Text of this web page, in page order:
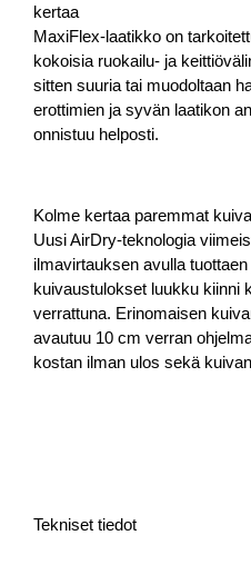
kertaa
MaxiFlex-laatikko on
kokoisia ruokailu- ja
sitten suuria tai muodoltaan
erottimien ja syvän laatikon
onnistuu helposti.
Kolme kertaa paremmat
Uusi AirDry-teknologia
ilmavirtauksen avulla
kuivaustulokset luukku kiinni
verrattuna. Erinomaisen
avautuu 10 cm verran
kostan ilman ulos sekä
Tekniset tiedot